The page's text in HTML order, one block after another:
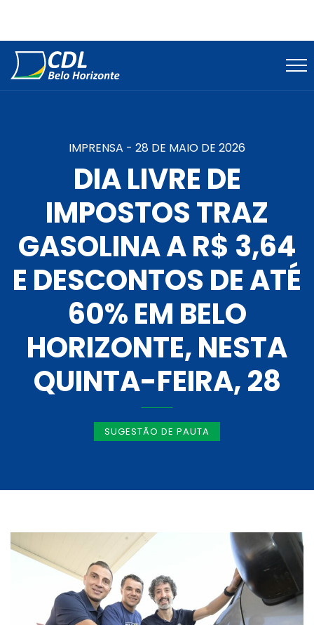
IMPRENSA - 28 DE MAIO DE 2026
DIA LIVRE DE
IMPOSTOS TRAZ
GASOLINA A R$ 3,64
E DESCONTOS DE ATÉ
60% EM BELO
HORIZONTE, NESTA
QUINTA-FEIRA, 28
SUGESTÃO DE PAUTA